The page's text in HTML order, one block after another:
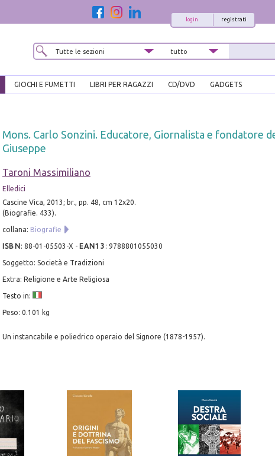
registrati
login
GIOCHI E FUMETTI LIBRI PER RAGAZZI CD/DVD GADGETS
Mons. Carlo Sonzini. Educatore, Giornalista e fondatore
Giuseppe
Taroni Massimiliano
Elledici
Cascine Vica, 2013; br., pp. 48, cm 12x20.
(Biografie. 433).
collana: Biografie
ISBN : 88-01-05503-X - EAN13 : 9788801055030
Soggetto: Società e Tradizioni
Extra: Religione e Arte Religiosa
Testo in:
Peso: 0.101 kg
Un instancabile e poliedrico operaio del Signore (1878-1957).